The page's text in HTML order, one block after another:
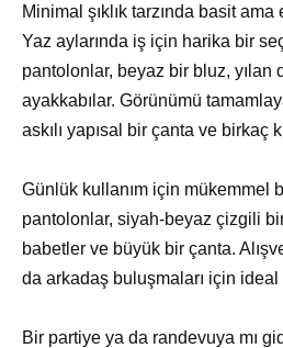
Minimal şıklık tarzında basit
Yaz aylarında iş için harika bir
pantolonlar, beyaz bir bluz, yılan
ayakkabılar. Görünümü
askılı yapısal bir çanta ve birkaç
Günlük kullanım için mükemmel
pantolonlar, siyah-beyaz çizgili
babetler ve büyük bir çanta.
da arkadaş buluşmaları için
Bir partiye ya da randevuya mı